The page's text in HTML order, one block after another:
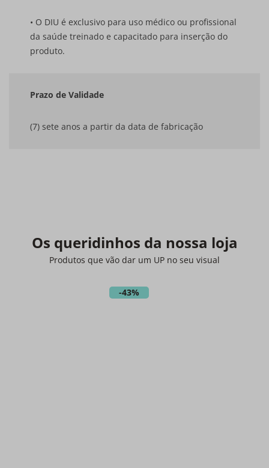
• O DIU é exclusivo para uso médico ou profissional
da saúde treinado e capacitado para inserção do
produto.
Prazo de Validade
(7) sete anos a partir da data de fabricação
Os queridinhos da nossa loja
Produtos que vão dar um UP no seu visual